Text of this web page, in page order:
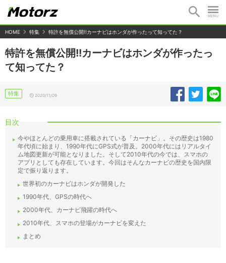
HOME 特集 特許を無償公開!!カーナビはホンダが作ったって知ってた？
特許を無償公開!!カーナビはホンダが作ったっ
て知ってた？
特集 2020/11/09
目次
今やほとんどの乗用車に搭載されている「カーナビ」。その歴史は1980
年代頃に始まり、1990年代にGPS式が普及。2000年代にはリアルタイ
ム地図更新が可能となりました。そして2010年代の今では、スマホの
アプリとしても存在しています。今回はそんなカーナビの歴史を国内限
定で振り返ります。
世界初のカーナビはホンダが開発した
1990年代、GPSの時代へ
2000年代、カーナビ飛躍の時代へ
2010年代、スマホの登場がカーナビを変えた
まとめ